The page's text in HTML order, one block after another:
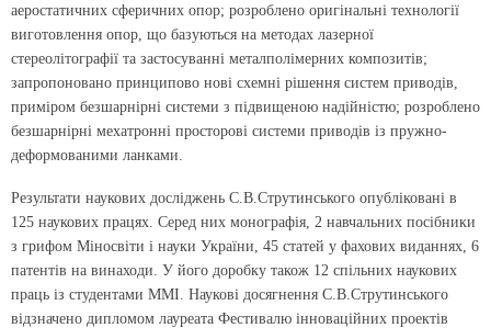
аеростатичних сферичних опор; розроблено оригінальні технології
виготовлення опор, що базуються на методах лазерної
стереолітографії та застосуванні металполімерних композитів;
запропоновано принципово нові схемні рішення систем приводів,
приміром безшарнірні системи з підвищеною надійністю; розроблено
безшарнірні мехатронні просторові системи приводів із пружно-
деформованими ланками.
Результати наукових досліджень С.В.Струтинського опубліковані в
125 наукових працях. Серед них монографія, 2 навчальних посібники
з грифом Міносвіти і науки України, 45 статей у фахових виданнях, 6
патентів на винаходи. У його доробку також 12 спільних наукових
праць із студентами ММІ. Наукові досягнення С.В.Струтинського
відзначено дипломом лауреата Фестивалю інноваційних проектів